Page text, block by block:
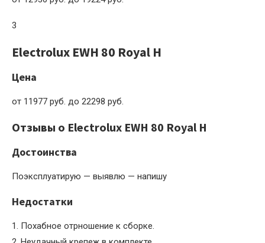
3
Electrolux EWH 80 Royal H
Цена
от 11977 руб. до 22298 руб.
Отзывы о Electrolux EWH 80 Royal H
Достоинства
Поэксплуатирую — выявлю — напишу
Недостатки
1. Похабное отрношение к сборке.